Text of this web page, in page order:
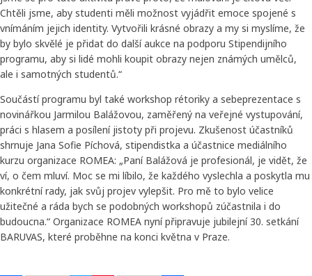
Chtěli jsme, aby studenti měli možnost vyjádřit emoce spojené s
vnímáním jejich identity. Vytvořili krásné obrazy a my si myslíme, že
by bylo skvělé je přidat do další aukce na podporu Stipendijního
programu, aby si lidé mohli koupit obrazy nejen známých umělců,
ale i samotných studentů.“
Součástí programu byl také workshop rétoriky a sebeprezentace s
novinářkou Jarmilou Balážovou, zaměřený na veřejné vystupování,
práci s hlasem a posílení jistoty při projevu. Zkušenost účastníků
shrnuje Jana Sofie Píchová, stipendistka a účastnice mediálního
kurzu organizace ROMEA: „Paní Balážová je profesionál, je vidět, že
ví, o čem mluví. Moc se mi líbilo, že každého vyslechla a poskytla mu
konkrétní rady, jak svůj projev vylepšit. Pro mě to bylo velice
užitečné a ráda bych se podobných workshopů zúčastnila i do
budoucna.“ Organizace ROMEA nyní připravuje jubilejní 30. setkání
BARUVAS, které proběhne na konci května v Praze.